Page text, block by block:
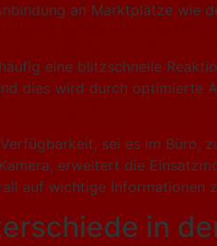
an Marktplätze wie
eine blitzschnelle
dies wird durch optimierte
sei es im Büro,
erweitert die
auf wichtige Informationen
in